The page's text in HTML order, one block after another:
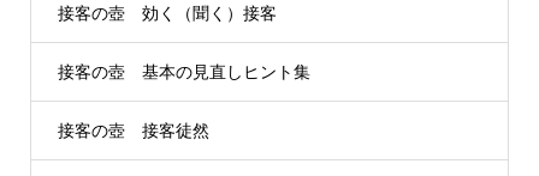
接客の壺 効く（聞く）接客
接客の壺 基本の見直しヒント集
接客の壺 接客徒然